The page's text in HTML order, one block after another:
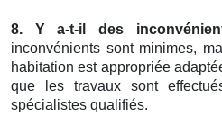
8. Y a-t-il des
inconvénients sont minimes,
habitation est appropriée
que les travaux sont
spécialistes qualifiés.